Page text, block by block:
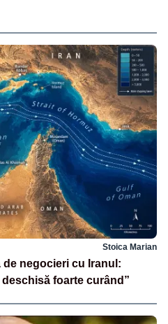
Stoica Marian
negocieri cu Iranul:
foarte curând”